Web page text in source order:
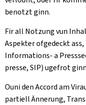
benotzt ginn.
Fir all Notzung vun
Aspekter ofgedeckt ass,
Informations- a
presse, SIP) ugefrot
Ouni den Accord am
partiell Ännerung,